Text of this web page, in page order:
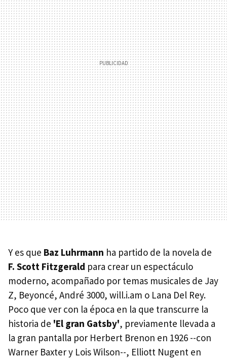
Y es que Baz Luhrmann ha partido de la novela de
F. Scott Fitzgerald para crear un espectáculo
moderno, acompañado por temas musicales de Jay
Z, Beyoncé, André 3000, will.i.am o Lana Del Rey.
Poco que ver con la época en la que transcurre la
historia de 'El gran Gatsby', previamente llevada a
la gran pantalla por Herbert Brenon en 1926 --con
Warner Baxter y Lois Wilson--, Elliott Nugent en